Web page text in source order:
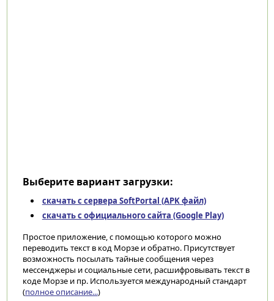
Выберите вариант загрузки:
скачать с сервера SoftPortal (APK файл)
скачать с официального сайта (Google Play)
Простое приложение, с помощью которого можно
переводить текст в код Морзе и обратно. Присутствует
возможность посылать тайные сообщения через
мессенджеры и социальные сети, расшифровывать текст в
коде Морзе и пр. Используется международный стандарт
(полное описание...)